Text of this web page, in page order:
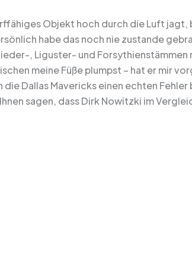
Objekt hoch durch die Luft jagt,
habe das noch nie zustande
, Liguster- und Forsythienstämmen
meine Füße plumpst – hat er mir
Dallas Mavericks einen echten Fehler
sagen, dass Dirk Nowitzki im